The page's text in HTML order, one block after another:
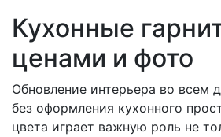
Кухонные
ценами и фото
Обновление интерьера во всем
без оформления кухонного
цвета играет важную роль не